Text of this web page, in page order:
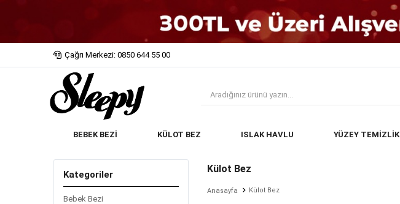
Çağrı Merkezi: 0850 644 55 00
BEBEK BEZİ KÜLOT BEZ ISLAK HAVLU YÜZEY TEMİZLİK
Kategoriler
Bebek Bezi
Külot Bez
Anasayfa Külot Bez